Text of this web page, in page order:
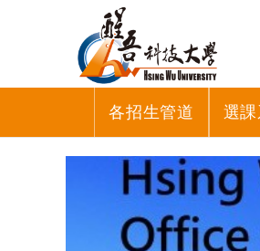
各招生管道 選